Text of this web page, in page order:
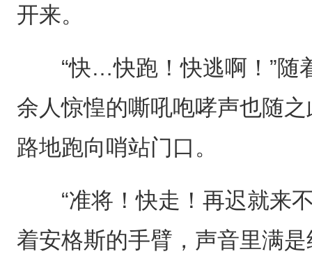
开来。
“快…快跑！快逃啊！”随
余人惊惶的嘶吼咆哮声也随
路地跑向哨站门口。
“准将！快走！再迟就来不
着安格斯的手臂，声音里满